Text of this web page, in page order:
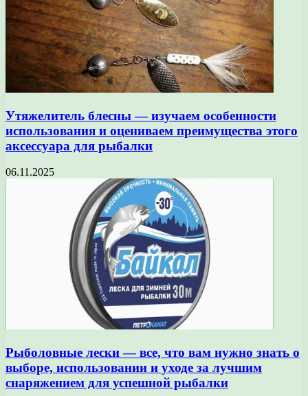
Утяжелитель блесны — изучаем особенности
использования и оцениваем преимущества этого
аксессуара для рыбалки
06.11.2025
Рыболовные лески — все, что вам нужно знать о
выборе, использовании и уходе за лучшим
снаряжением для успешной рыбалки